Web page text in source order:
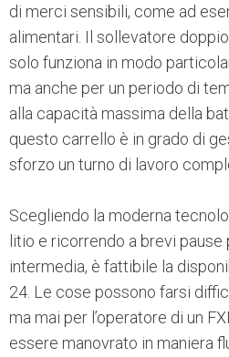
di merci sensibili, come ad
alimentari. Il sollevatore
solo funziona in modo
ma anche per un periodo di
alla capacità massima della
questo carrello è in grado di
sforzo un turno di lavoro
Scegliendo la moderna
litio e ricorrendo a brevi pause
intermedia, è fattibile la
24. Le cose possono farsi
ma mai per l’operatore di un
essere manovrato in maniera